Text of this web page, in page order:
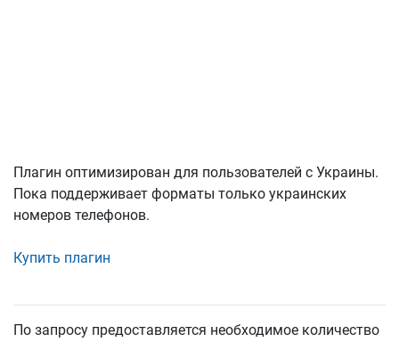
Плагин оптимизирован для пользователей с Украины.
Пока поддерживает форматы только украинских
номеров телефонов.
Купить плагин
По запросу предоставляется необходимое количество